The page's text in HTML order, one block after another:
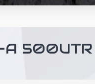
A 500UTR